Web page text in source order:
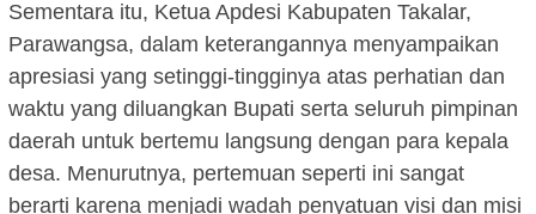
Sementara itu, Ketua Apdesi Kabupaten Takalar,
Parawangsa, dalam keterangannya menyampaikan
apresiasi yang setinggi-tingginya atas perhatian dan
waktu yang diluangkan Bupati serta seluruh pimpinan
daerah untuk bertemu langsung dengan para kepala
desa. Menurutnya, pertemuan seperti ini sangat
berarti karena menjadi wadah penyatuan visi dan misi